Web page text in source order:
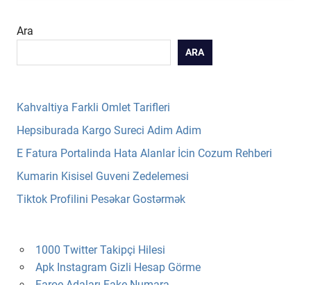
Ara
ARA
Kahvaltiya Farkli Omlet Tarifleri
Hepsiburada Kargo Sureci Adim Adim
E Fatura Portalinda Hata Alanlar İcin Cozum Rehberi
Kumarin Kisisel Guveni Zedelemesi
Tiktok Profilini Pesəkar Gostərmək
1000 Twitter Takipçi Hilesi
Apk Instagram Gizli Hesap Görme